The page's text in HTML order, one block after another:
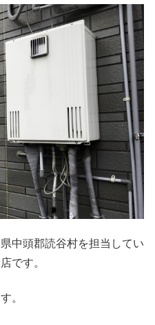
中頭郡読谷村を担当してい
です。
。